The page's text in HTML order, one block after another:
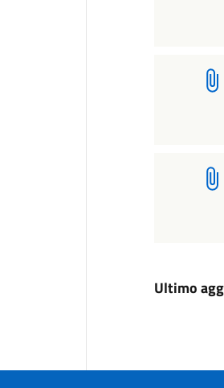
Ultimo